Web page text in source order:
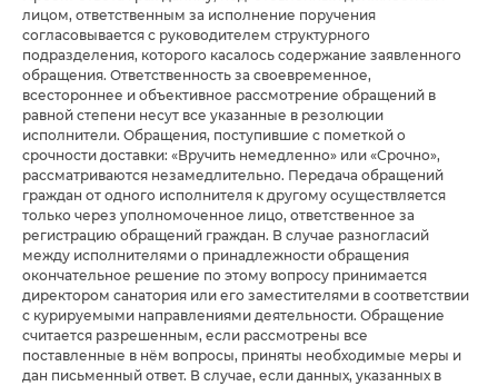
лицом, ответственным за исполнение поручения
согласовывается с руководителем структурного
подразделения, которого касалось содержание заявленного
обращения. Ответственность за своевременное,
всестороннее и объективное рассмотрение обращений в
равной степени несут все указанные в резолюции
исполнители. Обращения, поступившие с пометкой о
срочности доставки: «Вручить немедленно» или «Срочно»,
рассматриваются незамедлительно. Передача обращений
граждан от одного исполнителя к другому осуществляется
только через уполномоченное лицо, ответственное за
регистрацию обращений граждан. В случае разногласий
между исполнителями о принадлежности обращения
окончательное решение по этому вопросу принимается
директором санатория или его заместителями в соответствии
с курируемыми направлениями деятельности. Обращение
считается разрешенным, если рассмотрены все
поставленные в нём вопросы, приняты необходимые меры и
дан письменный ответ. В случае, если данных, указанных в